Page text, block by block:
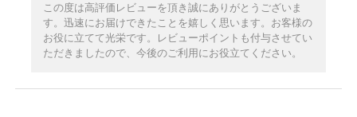
この度は高評価レビューを頂き誠にありがとうございま
す。迅速にお届けできたことを嬉しく思います。お客様の
お役に立てて光栄です。レビューポイントも付与させてい
ただきましたので、今後のご利用にお役立てください。